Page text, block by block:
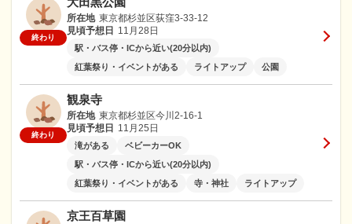
終わり
所在地 東京都杉並区荻窪3-33-12
見頃予想日
11月28日
駅・バス停・ICから近い(20分以内)
紅葉祭り・イベントがある
ライトアップ 公園
終わり
観泉寺
所在地 東京都杉並区今川2-16-1
見頃予想日
11月25日
滝がある
ベビーカーOK
駅・バス停・ICから近い(20分以内)
紅葉祭り・イベントがある
寺・神社 ライトアップ
京王百草園